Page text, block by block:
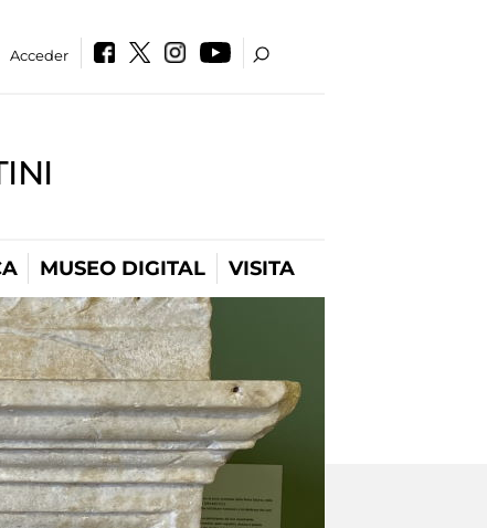
Acceder
MUSEO DIGITAL VISITA